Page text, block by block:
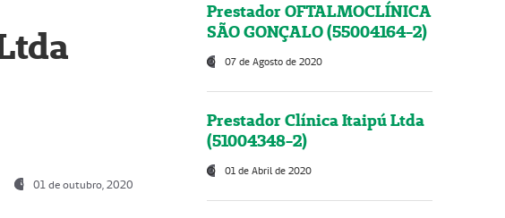
01 de outubro, 2020
Prestador OFTALMOCLÍNICA
SÃO GONÇALO (55004164-2)
07 de Agosto de 2020
Prestador Clínica Itaipú Ltda
(51004348-2)
01 de Abril de 2020